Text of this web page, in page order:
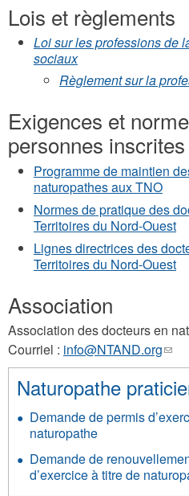
Lois et règlements
Loi sur les professions de
sociaux
Règlement sur la
Exigences et
personnes inscrites
Programme de maintien
naturopathes aux TNO
Normes de pratique des
Territoires du Nord-Ouest
Lignes directrices des
Territoires du Nord-Ouest
Association
Association des docteurs en
Courriel : info@NTAND.org(le
lien
Naturopathe
Demande de permis
naturopathe
Demande de
d’exercice à titre de